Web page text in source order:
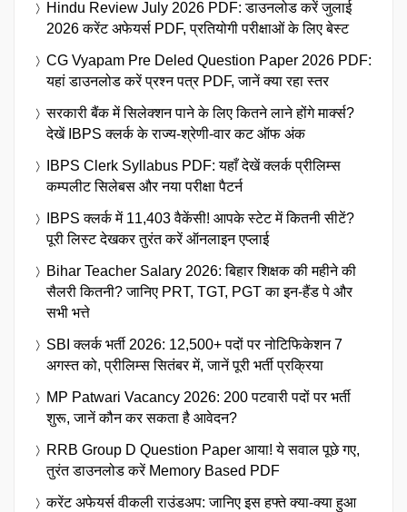
Hindu Review July 2026 PDF: डाउनलोड करें जुलाई
2026 करेंट अफेयर्स PDF, प्रतियोगी परीक्षाओं के लिए बेस्ट
CG Vyapam Pre Deled Question Paper 2026 PDF:
यहां डाउनलोड करें प्रश्न पत्र PDF, जानें क्या रहा स्तर
सरकारी बैंक में सिलेक्शन पाने के लिए कितने लाने होंगे मार्क्स?
देखें IBPS क्लर्क के राज्य-श्रेणी-वार कट ऑफ अंक
IBPS Clerk Syllabus PDF: यहाँ देखें क्लर्क प्रीलिम्स
कम्पलीट सिलेबस और नया परीक्षा पैटर्न
IBPS क्लर्क में 11,403 वैकेंसी! आपके स्टेट में कितनी सीटें?
पूरी लिस्ट देखकर तुरंत करें ऑनलाइन एप्लाई
Bihar Teacher Salary 2026: बिहार शिक्षक की महीने की
सैलरी कितनी? जानिए PRT, TGT, PGT का इन-हैंड पे और
सभी भत्ते
SBI क्लर्क भर्ती 2026: 12,500+ पदों पर नोटिफिकेशन 7
अगस्त को, प्रीलिम्स सितंबर में, जानें पूरी भर्ती प्रक्रिया
MP Patwari Vacancy 2026: 200 पटवारी पदों पर भर्ती
शुरू, जानें कौन कर सकता है आवेदन?
RRB Group D Question Paper आया! ये सवाल पूछे गए,
तुरंत डाउनलोड करें Memory Based PDF
करेंट अफेयर्स वीकली राउंडअप: जानिए इस हफ्ते क्या-क्या हुआ